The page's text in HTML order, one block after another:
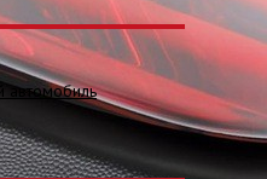
автомобиль